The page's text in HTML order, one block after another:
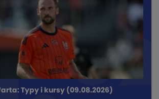
Typy i kursy (09.08.2026)